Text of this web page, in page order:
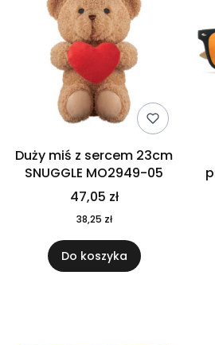
Duży miś z sercem 23cm
SNUGGLE MO2949-05
47,05 zł
38,25 zł
Do koszyka